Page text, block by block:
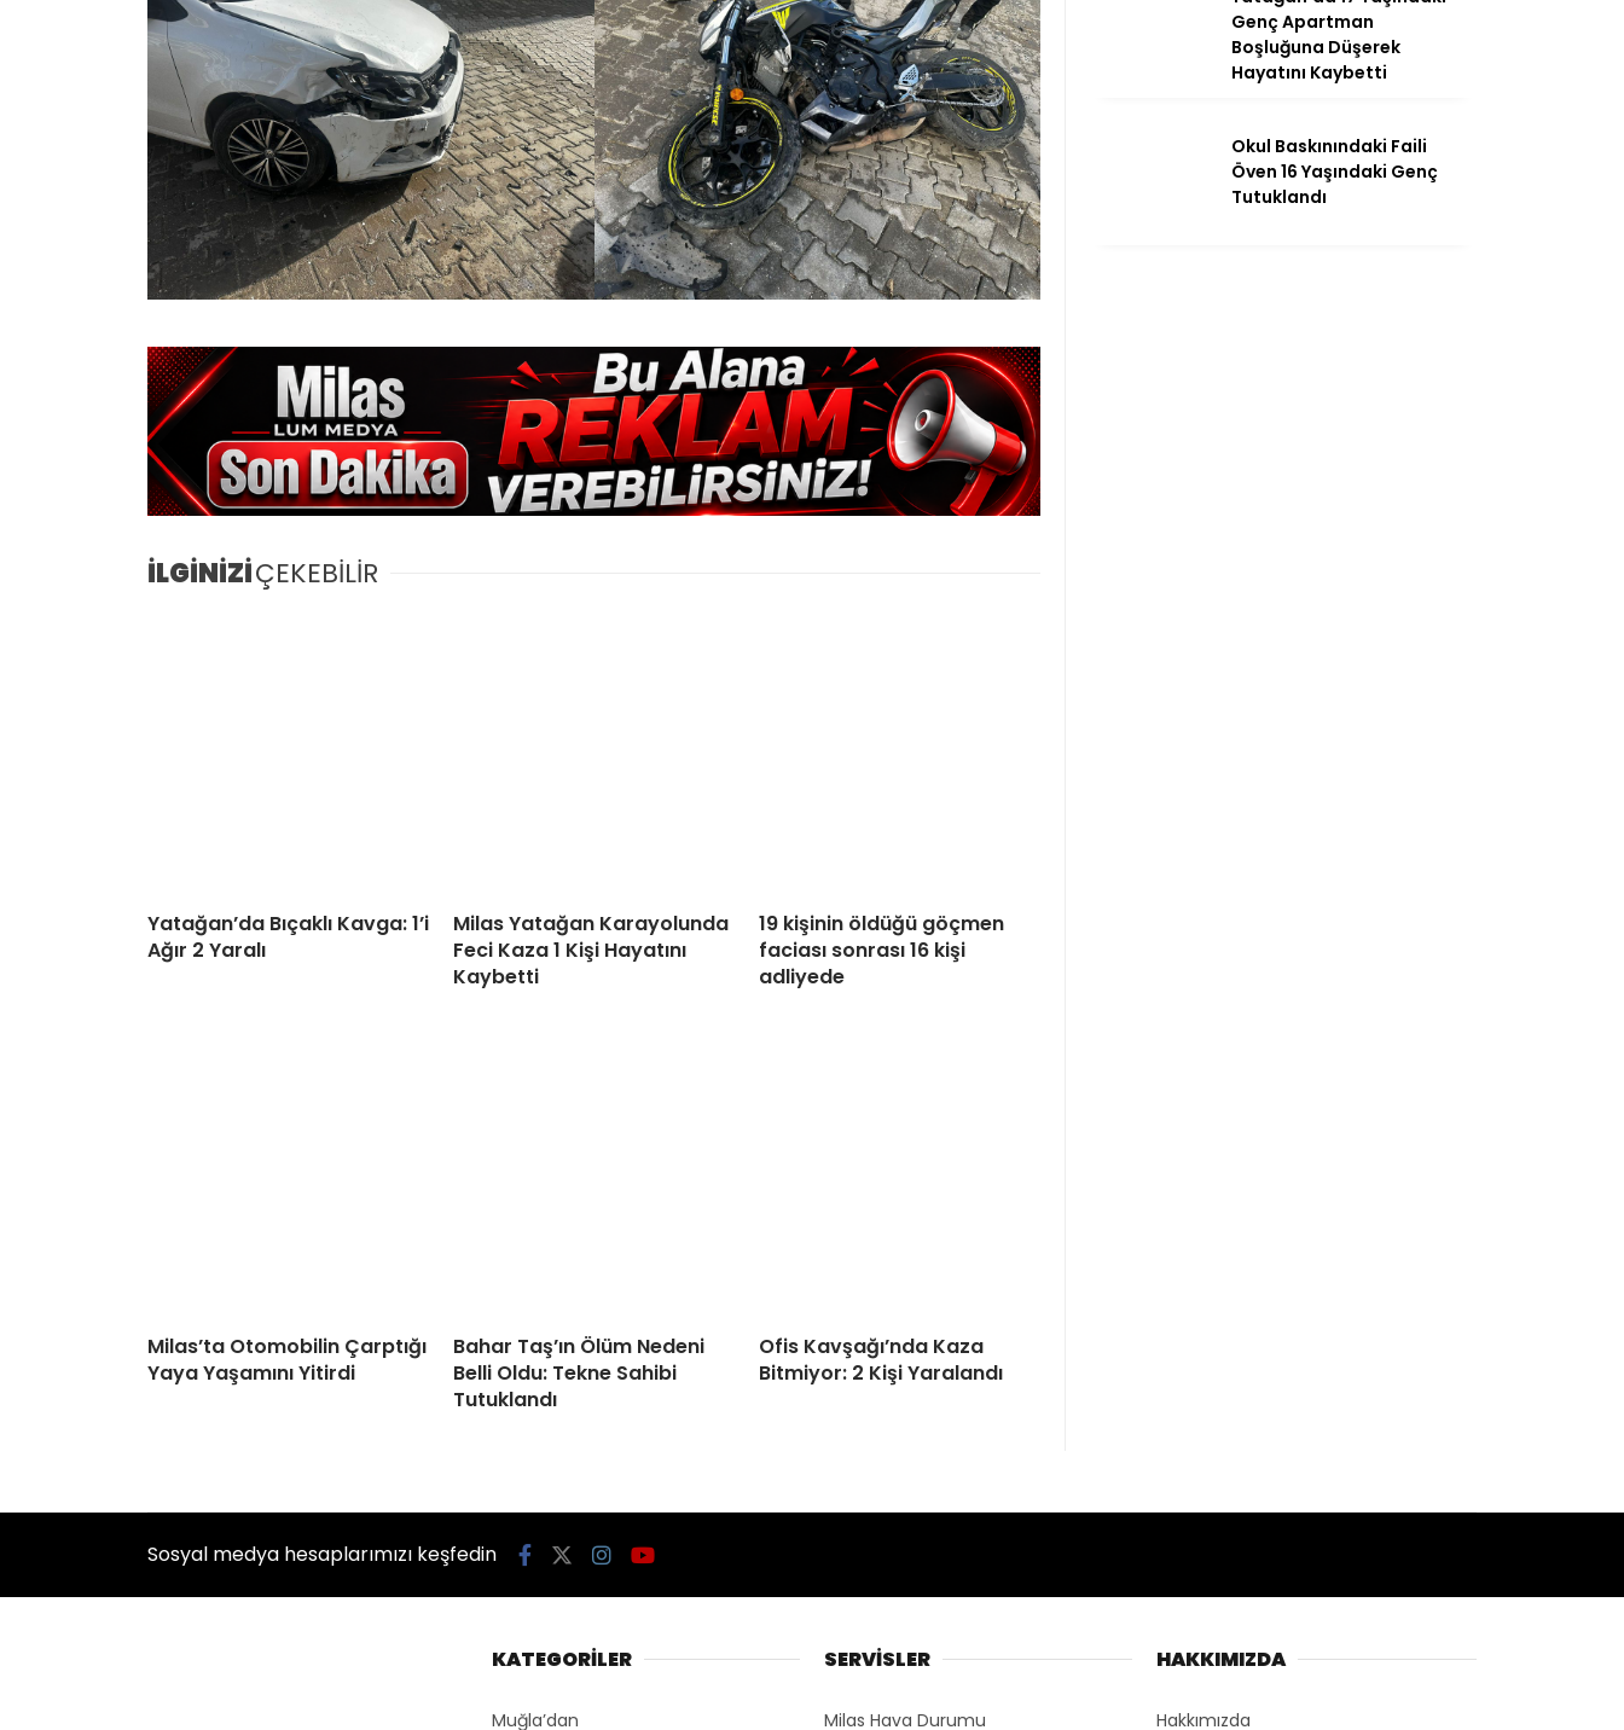
İLGİNİZİÇEKEBİLİR
Yatağan’da Bıçaklı Kavga: 1’i
Ağır 2 Yaralı
Milas Yatağan Karayolunda
Feci Kaza 1 Kişi Hayatını
Kaybetti
19 kişinin öldüğü göçmen
faciası sonrası 16 kişi
adliyede
Milas’ta Otomobilin Çarptığı
Yaya Yaşamını Yitirdi
Bahar Taş’ın Ölüm Nedeni
Belli Oldu: Tekne Sahibi
Tutuklandı
Ofis Kavşağı’nda Kaza
Bitmiyor: 2 Kişi Yaralandı
Genç Apartman
Boşluğuna Düşerek
Hayatını Kaybetti
Okul Baskınındaki Faili
Öven 16 Yaşındaki Genç
Tutuklandı
Sosyal medya hesaplarımızı keşfedin
KATEGORİLER
Muğla’dan
SERVİSLER
Milas Hava Durumu
HAKKIMIZDA
Hakkımızda